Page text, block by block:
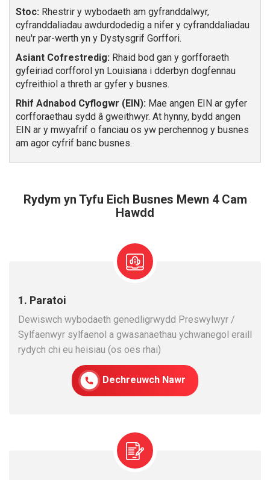
Stoc: Rhestrir y wybodaeth am gyfranddalwyr,
cyfranddaliadau awdurdodedig a nifer y cyfranddaliadau
neu'r par-werth yn y Dystysgrif Gorffori.
Asiant Cofrestredig: Rhaid bod gan y gorfforaeth
gyfeiriad corfforol yn Louisiana i dderbyn dogfennau
cyfreithiol a threth ar gyfer y busnes.
Rhif Adnabod Cyflogwr (EIN): Mae angen EIN ar gyfer
corfforaethau sydd â gweithwyr. At hynny, bydd angen
EIN ar y mwyafrif o fanciau os yw perchennog y busnes
am agor cyfrif banc busnes.
Rydym yn Tyfu Eich Busnes Mewn 4 Cam
Hawdd
1. Paratoi
Dewiswch wybodaeth genedligrwydd Preswylwyr /
Sylfaenwyr sylfaenol a gwasanaethau ychwanegol eraill
rydych chi eu heisiau (os oes rhai)
Dechreuwch Nawr